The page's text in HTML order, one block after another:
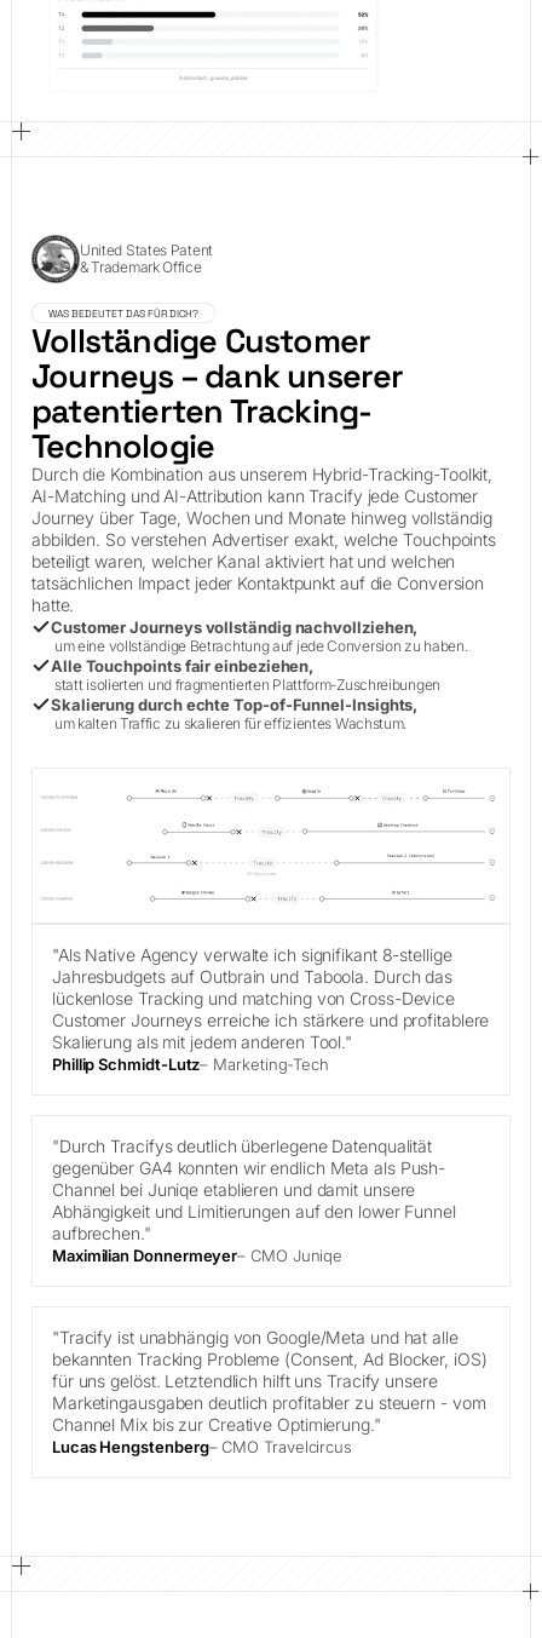
WAS BEDEUTET DAS FÜR DICH?
Vollständige Customer
Journeys – dank unserer
patentierten Tracking-
Technologie
Durch die Kombination aus unserem Hybrid-Tracking-Toolkit,
AI-Matching und AI-Attribution kann Tracify jede Customer
Journey über Tage, Wochen und Monate hinweg vollständig
abbilden. So verstehen Advertiser exakt, welche Touchpoints
beteiligt waren, welcher Kanal aktiviert hat und welchen
tatsächlichen Impact jeder Kontaktpunkt auf die Conversion
hatte.
United States Patent
& Trademark Office
Customer Journeys vollständig nachvollziehen,
um eine vollständige Betrachtung auf jede Conversion zu haben.
Alle Touchpoints fair einbeziehen,
statt isolierten und fragmentierten Plattform-Zuschreibungen
Skalierung durch echte Top-of-Funnel-Insights,
um kalten Traffic zu skalieren für effizientes Wachstum.
"Als Native Agency verwalte ich signifikant 8-stellige
Jahresbudgets auf Outbrain und Taboola. Durch das
lückenlose Tracking und matching von Cross-Device
Customer Journeys erreiche ich stärkere und profitablere
Skalierung als mit jedem anderen Tool."
Phillip Schmidt-Lutz– Marketing-Tech
"Durch Tracifys deutlich überlegene Datenqualität
gegenüber GA4 konnten wir endlich Meta als Push-
Channel bei Juniqe etablieren und damit unsere
Abhängigkeit und Limitierungen auf den lower Funnel
aufbrechen."
Maximilian Donnermeyer– CMO Juniqe
"Tracify ist unabhängig von Google/Meta und hat alle
bekannten Tracking Probleme (Consent, Ad Blocker, iOS)
für uns gelöst. Letztendlich hilft uns Tracify unsere
Marketingausgaben deutlich profitabler zu steuern - vom
Channel Mix bis zur Creative Optimierung."
Lucas Hengstenberg– CMO Travelcircus